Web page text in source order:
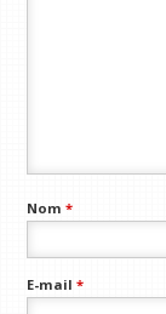
Nom*
E-mail*